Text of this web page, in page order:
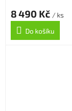
8 490 Kč / ks
Do košíku